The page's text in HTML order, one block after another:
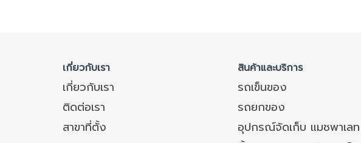
เกี่ยวกับเรา สินค้าและบริการ
เกี่ยวกับเรา รถเข็นของ
ติดต่อเรา
รถยกของ
สาขาที่ตั้ง
อุปกรณ์จัดเก็บ แมชพาเลท